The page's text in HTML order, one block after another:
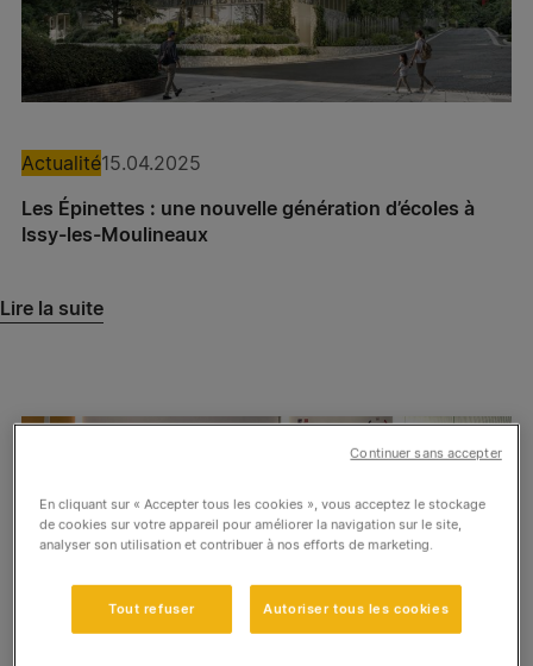
Expertises
Spie batignolles fondations – Antenne Bordeaux
Pieux Ouest
Provence
Spie batignolles france sols
Spie batignolles partesia
Spie batignolles DBS
Appliquer la sélection
Actualité15.04.2025
Les Épinettes : une nouvelle génération d’écoles à
Issy-les-Moulineaux
Lire la suite
En cliquant sur « Accepter tous les cookies », vous acceptez le stockage
de cookies sur votre appareil pour améliorer la navigation sur le site,
analyser son utilisation et contribuer à nos efforts de marketing.
Tout refuser Autoriser tous les cookies
Continuer sans accepter